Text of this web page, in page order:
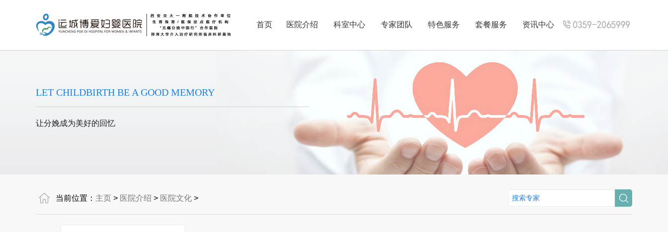
首页 医院介绍 科室中心 专家团队 特色服务 套餐服务 资讯中心
LET CHILDBIRTH BE A GOOD MEMORY
让分娩成为美好的回忆
当前位置： 主页 > 医院介绍 > 医院文化 >